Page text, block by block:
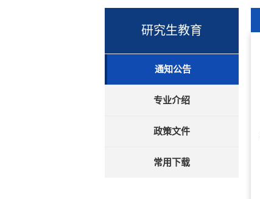
研究生教育
通知公告
专业介绍
政策文件
常用下载